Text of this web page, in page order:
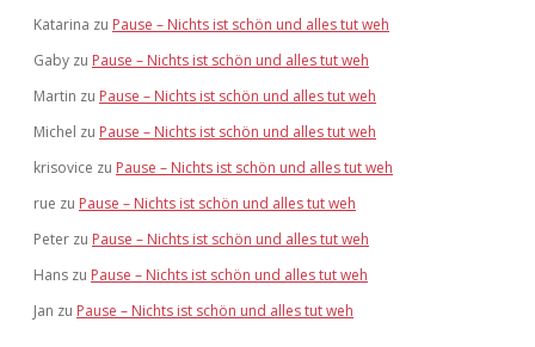
Katarina zu Pause – Nichts ist schön und alles tut weh
Gaby zu Pause – Nichts ist schön und alles tut weh
Martin zu Pause – Nichts ist schön und alles tut weh
Michel zu Pause – Nichts ist schön und alles tut weh
krisovice zu Pause – Nichts ist schön und alles tut weh
rue zu Pause – Nichts ist schön und alles tut weh
Peter zu Pause – Nichts ist schön und alles tut weh
Hans zu Pause – Nichts ist schön und alles tut weh
Jan zu Pause – Nichts ist schön und alles tut weh